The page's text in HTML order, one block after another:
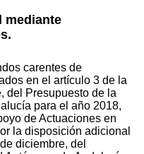
carentes de
en el artículo 3 de la
del Presupuesto de la
para el año 2018,
de Actuaciones en
la disposición adicional
diciembre, del